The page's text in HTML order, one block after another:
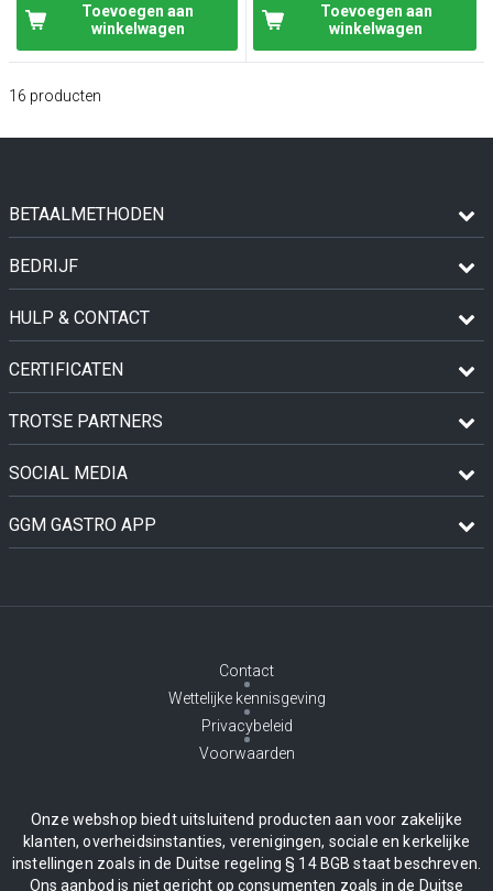
Toevoegen aan
winkelwagen
Toevoegen aan
winkelwagen
16 producten
BETAALMETHODEN
BEDRIJF
HULP & CONTACT
CERTIFICATEN
TROTSE PARTNERS
SOCIAL MEDIA
GGM GASTRO APP
Contact
Wettelijke kennisgeving
Privacybeleid
Voorwaarden
Onze webshop biedt uitsluitend producten aan voor zakelijke
klanten, overheidsinstanties, verenigingen, sociale en kerkelijke
instellingen zoals in de Duitse regeling § 14 BGB staat beschreven.
Ons aanbod is niet gericht op consumenten zoals in de Duitse